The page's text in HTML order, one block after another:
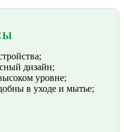
дизайн;
уровне;
в уходе и мытье;